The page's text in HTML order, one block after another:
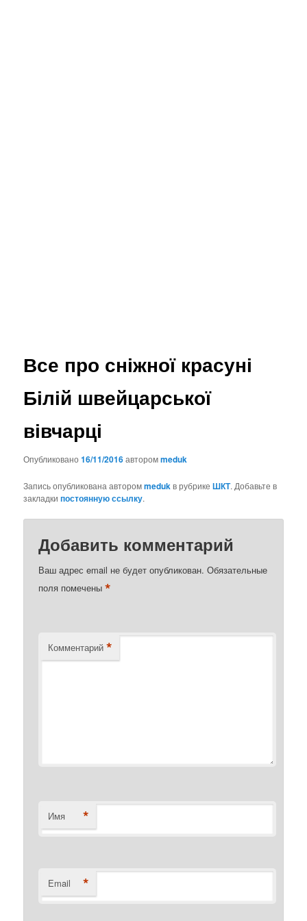
Все про сніжної красуні
Білій швейцарської
вівчарці
Опубликовано16/11/2016авторомmeduk
Запись опубликована авторомmedukв рубрикеШКТ. Добавьте в
закладкипостоянную ссылку.
Добавить комментарий
Ваш адрес email не будет опубликован. Обязательные
поля помечены*
Комментарий *
Имя *
Email *